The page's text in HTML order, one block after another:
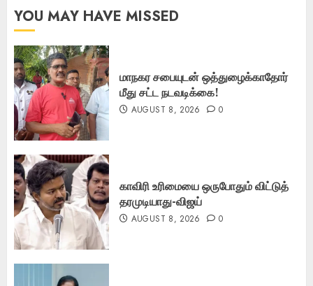
YOU MAY HAVE MISSED
மாநகர சபையுடன் ஒத்துழைக்காதோர்
மீது சட்ட நடவடிக்கை!
AUGUST 8, 2026 0
காவிரி உரிமையை ஒருபோதும் விட்டுத்
தரமுடியாது-விஜய்
AUGUST 8, 2026 0